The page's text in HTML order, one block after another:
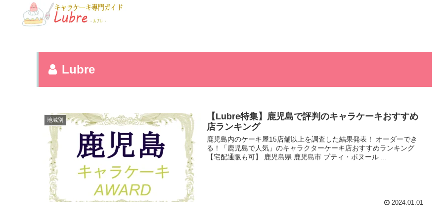
Lubre
地域別
【Lubre特集】鹿児島で評判のキャラケーキおすすめ
店ランキング
鹿児島内のケーキ屋15店舗以上を調査した結果発表！ オーダーでき
る！「鹿児島で人気」のキャラクターケーキ店おすすめランキング
【宅配通販も可】 鹿児島県 鹿児島市 プティ・ボヌール ...
2024.01.01